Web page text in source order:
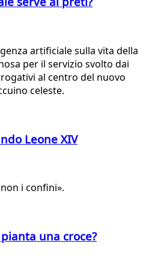
artificiale sulla vita della
per il servizio svolto dai
al centro del nuovo
celeste.
Leone XIV
i confini».
una croce?